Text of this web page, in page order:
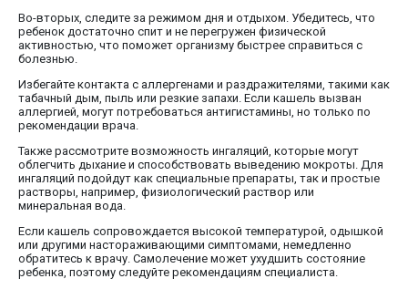
Во-вторых, следите за режимом дня и отдыхом. Убедитесь, что
ребенок достаточно спит и не перегружен физической
активностью, что поможет организму быстрее справиться с
болезнью.
Избегайте контакта с аллергенами и раздражителями, такими как
табачный дым, пыль или резкие запахи. Если кашель вызван
аллергией, могут потребоваться антигистамины, но только по
рекомендации врача.
Также рассмотрите возможность ингаляций, которые могут
облегчить дыхание и способствовать выведению мокроты. Для
ингаляций подойдут как специальные препараты, так и простые
растворы, например, физиологический раствор или
минеральная вода.
Если кашель сопровождается высокой температурой, одышкой
или другими настораживающими симптомами, немедленно
обратитесь к врачу. Самолечение может ухудшить состояние
ребенка, поэтому следуйте рекомендациям специалиста.